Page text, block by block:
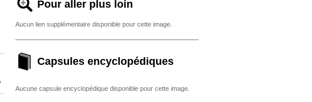
Pour aller plus loin
Aucun lien supplémentaire disponible pour cette image.
Capsules encyclopédiques
Aucune capsule encyclopédique disponible pour cette image.